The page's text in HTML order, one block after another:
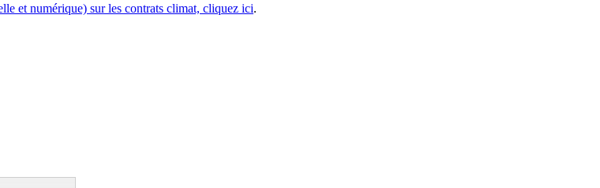
et numérique) sur les contrats climat, cliquez ici.